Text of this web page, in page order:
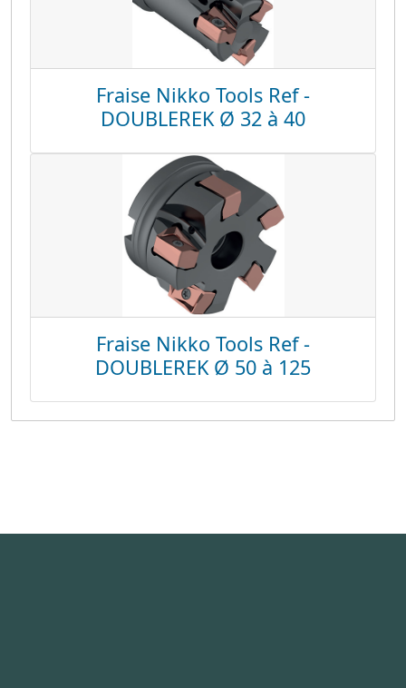
Fraise Nikko Tools Ref -
DOUBLEREK Ø 32 à 40
Fraise Nikko Tools Ref -
DOUBLEREK Ø 50 à 125